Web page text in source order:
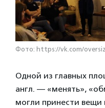
Фото: https://vk.com/
Одной из главных
англ. — «менять»,
могли принести вещи